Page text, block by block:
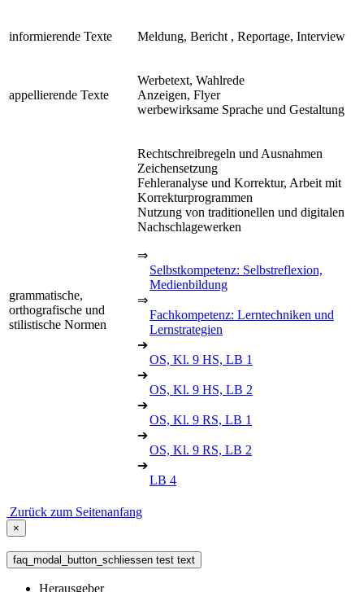
informierende Texte Meldung, Bericht , Reportage, Interview
appellierende Texte
Werbetext, Wahlrede
Anzeigen, Flyer
werbewirksame Sprache und Gestaltung
grammatische,
orthografische und
stilistische Normen
Rechtschreibregeln und Ausnahmen
Zeichensetzung
Fehleranalyse und Korrektur, Arbeit mit
Korrekturprogrammen
Nutzung von traditionellen und digitalen
Nachschlagewerken
⇒
Selbstkompetenz: Selbstreflexion,
Medienbildung
⇒
Fachkompetenz: Lerntechniken und
Lernstrategien
➔
OS, Kl. 9 HS, LB 1
➔
OS, Kl. 9 HS, LB 2
➔
OS, Kl. 9 RS, LB 1
➔
OS, Kl. 9 RS, LB 2
➔
LB 4
Zurück zum Seitenanfang
×
faq_modal_button_schliessen test text
Herausgeber